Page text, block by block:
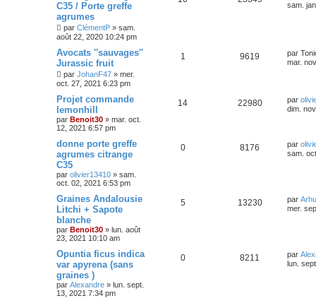
C35 / Porte greffe
agrumes
par ClémentP » sam.
août 22, 2020 10:24 pm
sam.
Avocats ''sauvages''
Jurassic fruit
par JohanF47 » mer.
oct. 27, 2021 6:23 pm
1 9619 par
mar.
Projet commande
lemonhill
par Benoit30 » mar. oct.
12, 2021 6:57 pm
14 22980 par
dim.
donne porte greffe
agrumes citrange
C35
par olivier13410 » sam.
oct. 02, 2021 6:53 pm
0 8176 par
sam.
Graines Andalousie
Litchi + Sapote
blanche
par Benoit30 » lun. août
23, 2021 10:10 am
5 13230 par
mer.
Opuntia ficus indica
var apyrena (sans
graines )
par Alexandre » lun. sept.
13, 2021 7:34 pm
0 8211 par
lun.